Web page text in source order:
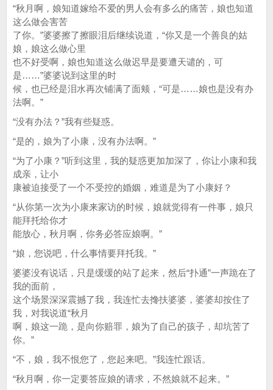
“秋月啊，娘知道嫁给不爱的男人会有多么的痛苦，娘也知道
这么做会害苦
了你。”婆婆擦了擦眼泪后继续说道，“你又是一个善良的姑
娘，娘这么做心里
也不好受啊，娘也知道这么做迟早是要遭天谴的，可
是……”婆婆说到这里的时
候，也已经是泪水再次铺满了面颊，“可是……娘也是没有办
法啊。”
“没有办法？”我有些疑惑。
“是的，娘为了小康，没有办法啊。”
“为了小康？”听到这里，我的疑惑更加加深了，你让小康和我
成亲，让小
康被迫接受了一个不受控的婚姻，难道是为了小康好？
“从你第一次为小康来家访的时候，娘就觉得有一件事，娘只
能拜托给你才
能放心，秋月啊，你务必答应娘啊。”
“娘，您说吧，什么事情要拜托我。”
婆婆没有说话，只是缓缓的站了起来，然后“扑通”一声跪在了
我的面前，
这个场景深深震撼了我，我连忙去搀扶婆婆，婆婆却按住了
我，对我说道“秋月
啊，娘这一跪，是向你赔罪，娘为了自己的孩子，却坑苦了
你。”
“不，娘，我不恨您了，您起来吧。”我连忙跟话。
“秋月啊，你一定要答应娘的请求，不然娘就不起来。”